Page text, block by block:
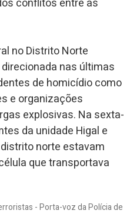
conflitos entre as
no Distrito Norte
nas últimas
de homicídio como
e organizações
explosivas. Na sexta-
da unidade Higal e
norte estavam
que transportava